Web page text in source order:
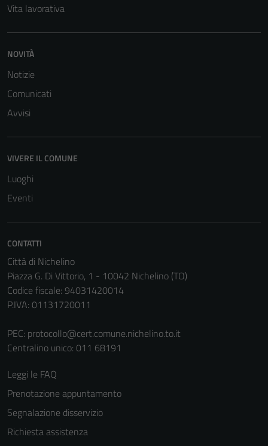
Vita lavorativa
NOVITÀ
Notizie
Comunicati
Avvisi
VIVERE IL COMUNE
Luoghi
Eventi
CONTATTI
Città di Nichelino
Piazza G. Di Vittorio, 1 - 10042 Nichelino (TO)
Codice fiscale: 94031420014
P.IVA: 01131720011
PEC: protocollo@cert.comune.nichelino.to.it
Centralino unico: 011 68191
Leggi le FAQ
Prenotazione appuntamento
Segnalazione disservizio
Richiesta assistenza
per il
essere
informazioni